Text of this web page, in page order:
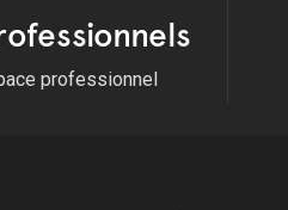
professionnel